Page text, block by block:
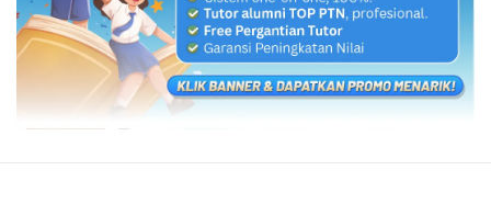
BLOG DAFTAR SEKOLAH